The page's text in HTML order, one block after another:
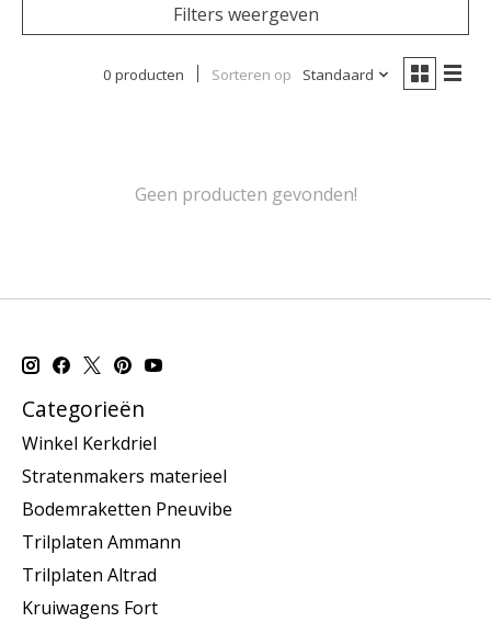
Filters weergeven
0 producten Sorteren op Standaard
Geen producten gevonden!
Categorieën
Winkel Kerkdriel
Stratenmakers materieel
Bodemraketten Pneuvibe
Trilplaten Ammann
Trilplaten Altrad
Kruiwagens Fort